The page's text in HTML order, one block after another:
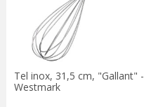
Tel inox, 31,5 cm, "Gallant" -
Westmark